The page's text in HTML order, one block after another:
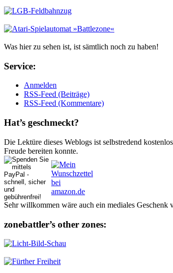
Was hier zu sehen ist, ist sämt­lich noch zu haben!
Ser­vice:
Anmelden
RSS-Feed (Beiträge)
RSS-Feed (Kommentare)
Hat’s ge­schmeckt?
Die Lektüre dieses Weblogs ist selbstredend
Freude bereiten konnte.
Sehr willkommen wäre auch ein mediales Geschenk
zonebattler’s other zo­nes: